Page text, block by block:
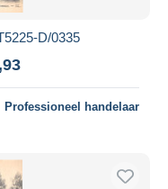
D/0335
Professioneel handelaar